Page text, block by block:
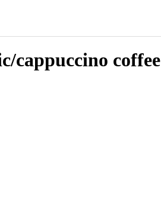
cappuccino coffee